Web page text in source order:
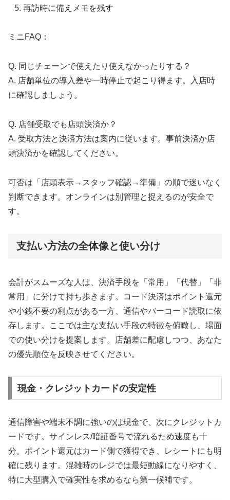
再訪時に備えメモを残す
ミニFAQ：
Q. 同じチェーンで使えたり使えなかったりする？
A. 店舗単位の導入差や一時停止で起こり得ます。入店時
に確認しましょう。
Q. 店舗受取でも店頭決済か？
A. 受取方法と決済方法は案内に従います。事前決済か店
頭決済かを確認してください。
可否は「店頭表示→スタッフ確認→準備」の順で迷いなく
判断できます。オンラインは別管理と捉えるのが安全で
す。
支払い方法の全体像と使い分け
会計がスムーズな人は、決済手段を「常用」「代替」「非
常用」に分けて持ち歩きます。コード決済はポイント還元
や小銭不要の利点がある一方、通信やバーコード読取に依
存します。ここでは主な支払い手段の特徴を俯瞰し、場面
での使い分けを提案します。店舗差に配慮しつつ、あなた
の優先順位を反映させてください。
現金・クレジットカードの安定性
通信障害や端末不調に強いのは現金で、次にクレジットカ
ードです。サインレス/暗証番号で流れるため速度も十
分。ポイント還元はカード側で獲得でき、レシートにも明
確に残ります。混雑時のレジでは最短動線になりやすく、
特に大型購入で確実性を求めるなら第一候補です。